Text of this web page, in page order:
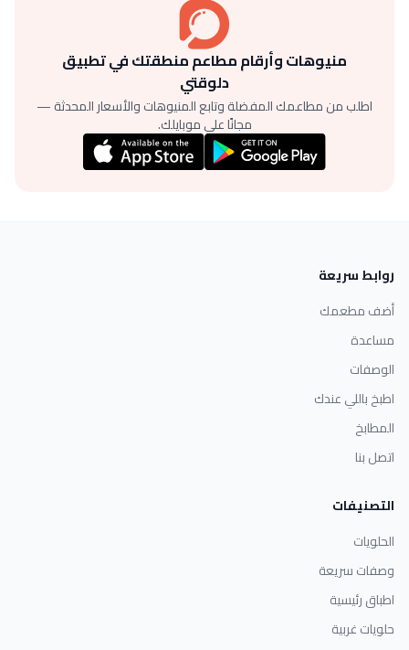
منيوهات وأرقام مطاعم منطقتك في تطبيق
دلوقتي
اطلب من مطاعمك المفضلة وتابع المنيوهات والأسعار المحدثة —
مجانًا على موبايلك.
روابط سريعة
أضف مطعمك
مساعدة
الوصفات
اطبخ باللي عندك
المطابخ
اتصل بنا
التصنيفات
الحلويات
وصفات سريعة
اطباق رئيسية
حلويات غربية